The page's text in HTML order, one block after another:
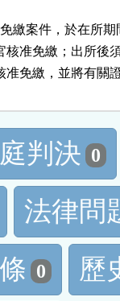
免繳案件，於在所
官核准免繳；出所
核准免繳，並將有
判決 0
法律問
0 歷